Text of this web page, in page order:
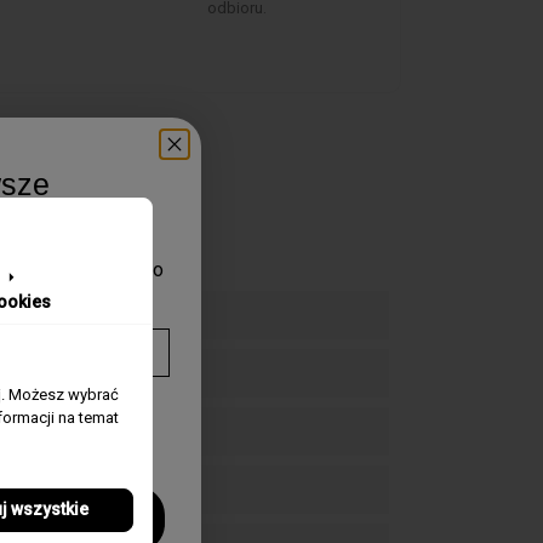
odbioru.
Możesz wybrać
na temat
wszystkie
się pierwszy o